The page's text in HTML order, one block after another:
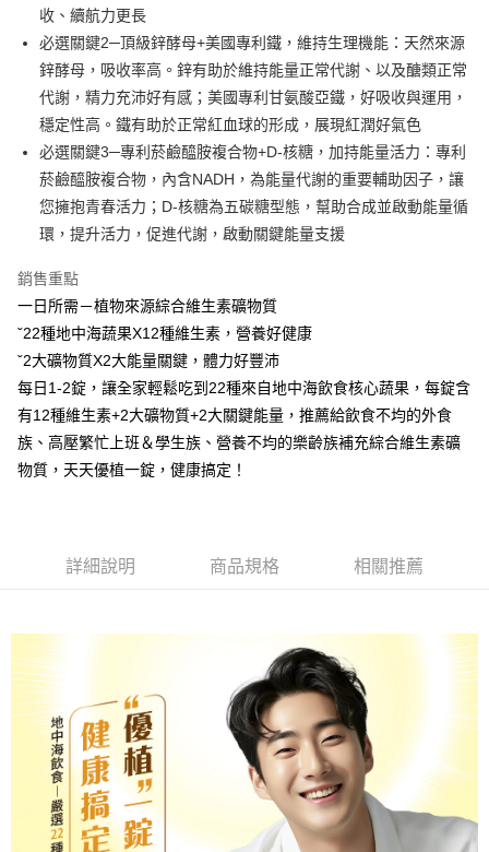
【注意事項】
1.本服務係由「台灣大哥大股份有限公司」（以下簡稱本公司）所提供，讓
用戶於交易時，得透過本服務購買商品或服務，並由商店將買賣／分期付款
買賣價金債權讓與本公司後，依約使用本公司帳單繳交帳款。
2.基於同意付款使用「大哥付你分期」之契約關係目的，商店將以您的個人
由本公司與您本人進行分期帳單所需資料之確認、核對及更正。
3.完整用戶服務條款，請詳閱以下連結：https://oppay.tw/userRule
２．訂單成立數日內，您將收到繳費通知簡訊。
ATM／網路銀行／等多元方式進行付款，方視為交易完成。
※ 請注意：結帳手續完成當下不需立刻繳費，但若您需要取消訂單，請聯絡
購買商品的店家。未經商家同意取消之訂單仍視為有效，需透過AFTEE先享
後付繳納相關費用。
※ 交易是否成功請以「AFTEE先享後付 」之結帳頁面顯示為準，若有關於
是否繳費成功／繳費後需取消欲退款等相關疑問，請聯繫「AFTEE先享後付
客戶支援中心」
https://netprotections.freshdesk.com/support/home
【注意事項】
１．透過由恩沛科技股份有限公司提供之「AFTEE先享後付」服務完成之交
易，需依本服務之必要範圍內提供個人資料，並將交易相關給付款項請求債
２．關於個人資料處理事宜，請瀏覽以下網址：
https://aftee.tw/terms/#terms3
３．未成年的使用者請事先徵得法定代理人或監護人之同意方可使用
「AFTEE先享後付」，若未經同意申辦者引起之損失，本公司不負相關責
任。
４．使用「AFTEE先享後付」時，將依據個別帳號之用戶狀況，依本公司即
時審查核予不同之上限額度；若仍有額度不足之情形，本公司將視審查結果
請求用戶進行身份認證。
５．嚴禁一人註冊多個帳號或使用他人資訊註冊。若發現惡意使用之情形，
恩沛科技股份有限公司將有權停止該用戶之使用額度並採取法律行動。
每筆NT$60，滿NT$699(含以上)免運費
每筆NT$60，滿NT$699(含以上)免運費
萊爾富取貨付款
每筆NT$60，滿NT$1,000(含以上)免運費
付款後萊爾富取貨
每筆NT$60，滿NT$1,000(含以上)免運費
7-11取貨付款
每筆NT$60，滿NT$699(含以上)免運費
付款後7-11取貨
每筆NT$60，滿NT$699(含以上)免運費
宅配
每筆NT$120，滿NT$1,000(含以上)免運費
宅配-離島
收、續航力更長
必選關鍵2─頂級鋅酵母+美國專利鐵，維持生理機能：天然來源
鋅酵母，吸收率高。鋅有助於維持能量正常代謝、以及醣類正常
代謝，精力充沛好有感；美國專利甘氨酸亞鐵，好吸收與運用，
穩定性高。鐵有助於正常紅血球的形成，展現紅潤好氣色
必選關鍵3─專利菸鹼醯胺複合物+D-核糖，加持能量活力：專利
菸鹼醯胺複合物，內含NADH，為能量代謝的重要輔助因子，讓
您擁抱青春活力；D-核糖為五碳糖型態，幫助合成並啟動能量循
環，提升活力，促進代謝，啟動關鍵能量支援
銷售重點
一日所需－植物來源綜合維生素礦物質
ˇ22種地中海蔬果X12種維生素，營養好健康
ˇ2大礦物質X2大能量關鍵，體力好豐沛
每日1-2錠，讓全家輕鬆吃到22種來自地中海飲食核心蔬果，每錠含
有12種維生素+2大礦物質+2大關鍵能量，推薦給飲食不均的外食
族、高壓繁忙上班＆學生族、營養不均的樂齡族補充綜合維生素礦
物質，天天優植一錠，健康搞定！
詳細說明 商品規格 相關推薦